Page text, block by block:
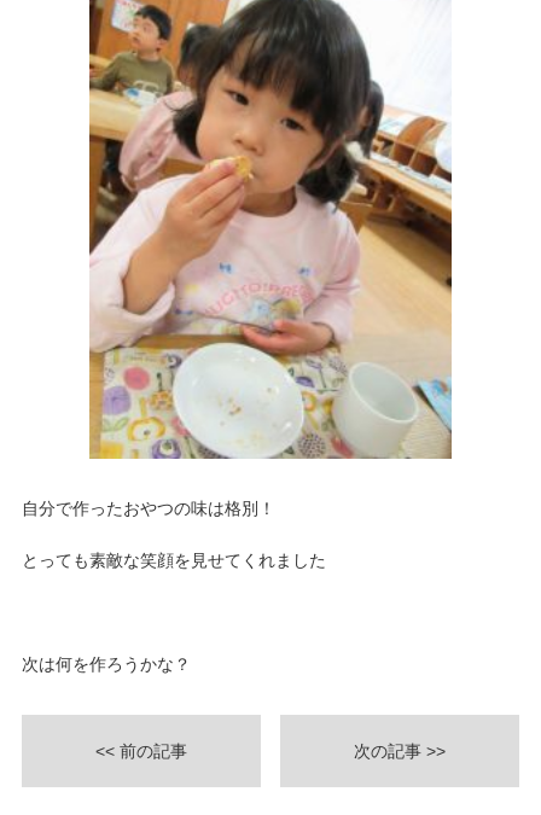
自分で作ったおやつの味は格別！
とっても素敵な笑顔を見せてくれました
次は何を作ろうかな？
<< 前の記事 次の記事 >>